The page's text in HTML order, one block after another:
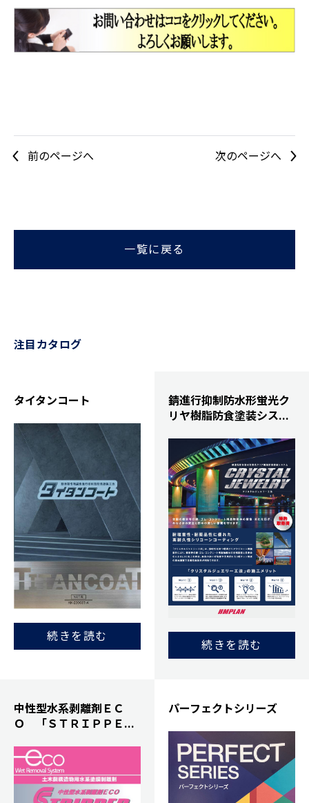
前のページへ 次のページへ
一覧に戻る
注目カタログ
タイタンコート
続きを読む
錆進行抑制防水形蛍光ク
リヤ樹脂防食塗装シス...
続きを読む
中性型水系剥離剤ＥＣ
Ｏ 「ＳＴＲＩＰＰＥ...
パーフェクトシリーズ